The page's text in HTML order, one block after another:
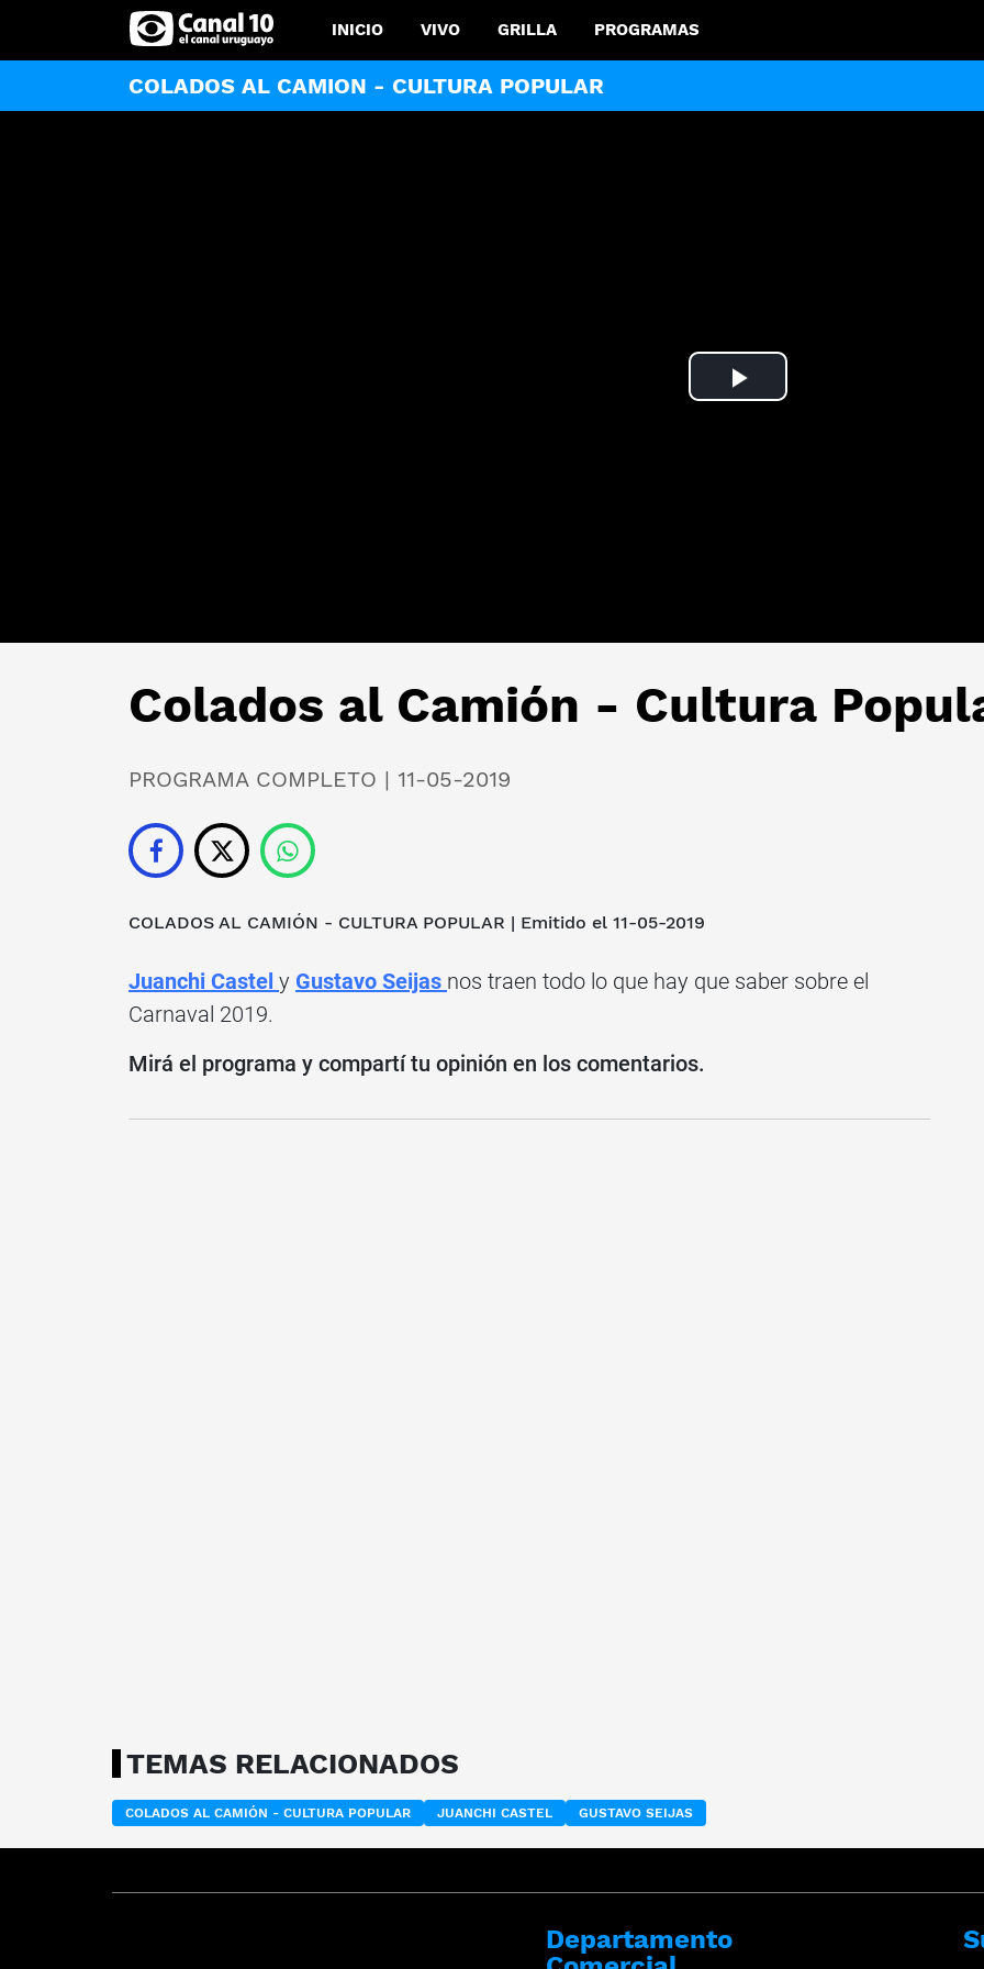
INICIO VIVO GRILLA PROGRAMAS
COLADOS AL CAMION - CULTURA POPULAR
Play
Colados al Camión - Cultura
PROGRAMA COMPLETO | 11-05-2019
COLADOS AL CAMIÓN - CULTURA POPULAR | Emitido el 11-05-2019
Juanchi Castel y Gustavo Seijas nos traen todo lo que hay que saber sobre el
Carnaval 2019.
Mirá el programa y compartí tu opinión en los comentarios.
TEMAS RELACIONADOS
COLADOS AL CAMIÓN - CULTURA POPULAR JUANCHI CASTEL GUSTAVO SEIJAS
Departamento